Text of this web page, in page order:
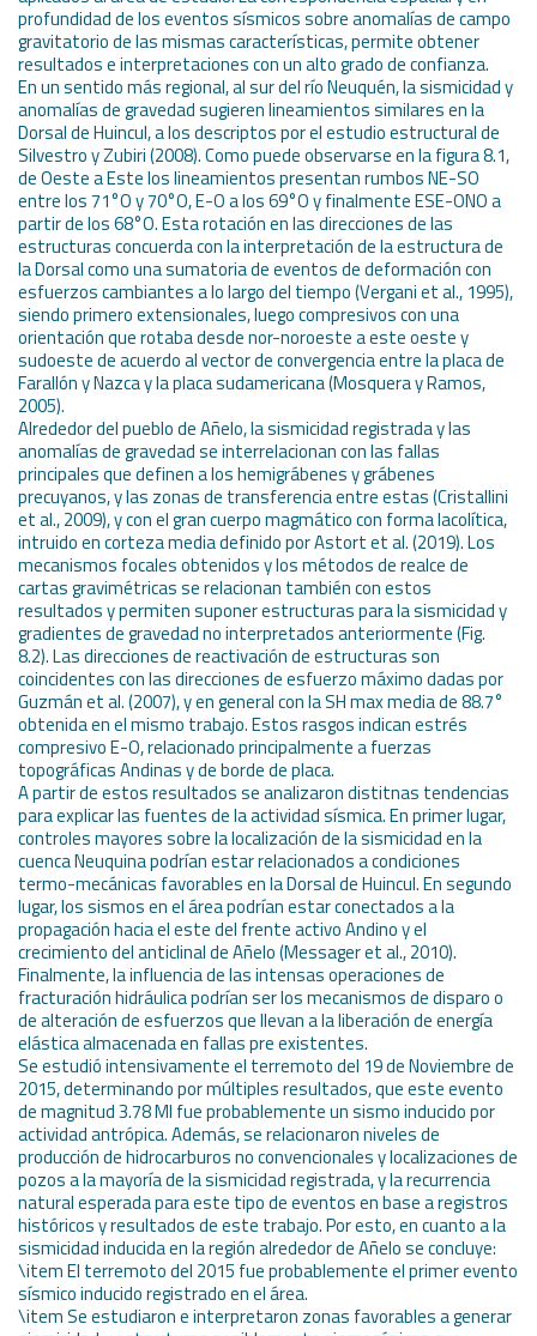
profundidad de los eventos sísmicos sobre anomalías de campo
gravitatorio de las mismas características, permite obtener
resultados e interpretaciones con un alto grado de confianza.
En un sentido más regional, al sur del río Neuquén, la sismicidad y
anomalías de gravedad sugieren lineamientos similares en la
Dorsal de Huincul, a los descriptos por el estudio estructural de
Silvestro y Zubiri (2008). Como puede observarse en la figura 8.1,
de Oeste a Este los lineamientos presentan rumbos NE-SO
entre los 71°O y 70°O, E-O a los 69°O y finalmente ESE-ONO a
partir de los 68°O. Esta rotación en las direcciones de las
estructuras concuerda con la interpretación de la estructura de
la Dorsal como una sumatoria de eventos de deformación con
esfuerzos cambiantes a lo largo del tiempo (Vergani et al., 1995),
siendo primero extensionales, luego compresivos con una
orientación que rotaba desde nor-noroeste a este oeste y
sudoeste de acuerdo al vector de convergencia entre la placa de
Farallón y Nazca y la placa sudamericana (Mosquera y Ramos,
2005).
Alrededor del pueblo de Añelo, la sismicidad registrada y las
anomalías de gravedad se interrelacionan con las fallas
principales que definen a los hemigrábenes y grábenes
precuyanos, y las zonas de transferencia entre estas (Cristallini
et al., 2009), y con el gran cuerpo magmático con forma lacolítica,
intruido en corteza media definido por Astort et al. (2019). Los
mecanismos focales obtenidos y los métodos de realce de
cartas gravimétricas se relacionan también con estos
resultados y permiten suponer estructuras para la sismicidad y
gradientes de gravedad no interpretados anteriormente (Fig.
8.2). Las direcciones de reactivación de estructuras son
coincidentes con las direcciones de esfuerzo máximo dadas por
Guzmán et al. (2007), y en general con la SH max media de 88.7°
obtenida en el mismo trabajo. Estos rasgos indican estrés
compresivo E-O, relacionado principalmente a fuerzas
topográficas Andinas y de borde de placa.
A partir de estos resultados se analizaron distitnas tendencias
para explicar las fuentes de la actividad sísmica. En primer lugar,
controles mayores sobre la localización de la sismicidad en la
cuenca Neuquina podrían estar relacionados a condiciones
termo-mecánicas favorables en la Dorsal de Huincul. En segundo
lugar, los sismos en el área podrían estar conectados a la
propagación hacia el este del frente activo Andino y el
crecimiento del anticlinal de Añelo (Messager et al., 2010).
Finalmente, la influencia de las intensas operaciones de
fracturación hidráulica podrían ser los mecanismos de disparo o
de alteración de esfuerzos que llevan a la liberación de energía
elástica almacenada en fallas pre existentes.
Se estudió intensivamente el terremoto del 19 de Noviembre de
2015, determinando por múltiples resultados, que este evento
de magnitud 3.78 Ml fue probablemente un sismo inducido por
actividad antrópica. Además, se relacionaron niveles de
producción de hidrocarburos no convencionales y localizaciones de
pozos a la mayoría de la sismicidad registrada, y la recurrencia
natural esperada para este tipo de eventos en base a registros
históricos y resultados de este trabajo. Por esto, en cuanto a la
sismicidad inducida en la región alrededor de Añelo se concluye:
\item El terremoto del 2015 fue probablemente el primer evento
sísmico inducido registrado en el área.
\item Se estudiaron e interpretaron zonas favorables a generar